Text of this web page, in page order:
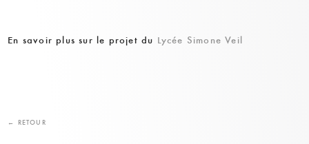
En savoir plus sur le projet du Lycée Simone Veil
← RETOUR